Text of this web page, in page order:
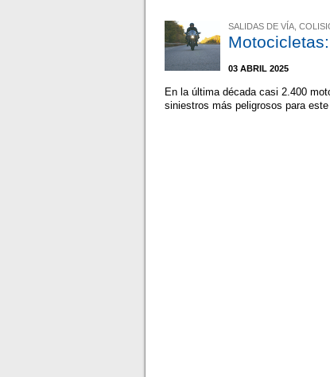
SALIDAS DE VÍA,
03 ABRIL 2025
En la última década casi 2.400
siniestros más peligrosos para